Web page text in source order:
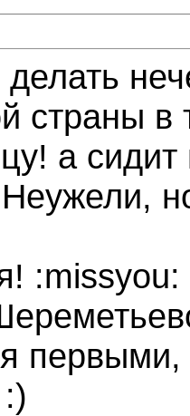
страны
а
:missyou: